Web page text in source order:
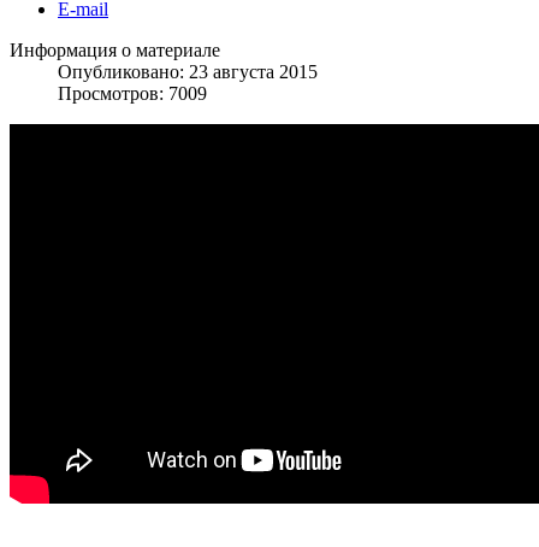
E-mail
Информация о материале
Опубликовано: 23 августа 2015
Просмотров: 7009